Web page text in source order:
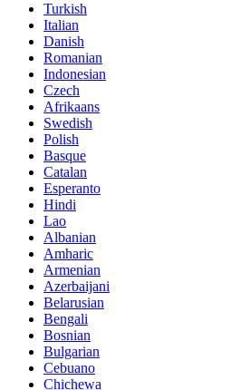
Turkish
Italian
Danish
Romanian
Indonesian
Czech
Afrikaans
Swedish
Polish
Basque
Catalan
Esperanto
Hindi
Lao
Albanian
Amharic
Armenian
Azerbaijani
Belarusian
Bengali
Bosnian
Bulgarian
Cebuano
Chichewa